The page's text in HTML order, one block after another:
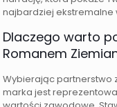
najbardziej ekstremalne
Dlaczego warto
Romanem
Wybierając partnerstwo
marka jest